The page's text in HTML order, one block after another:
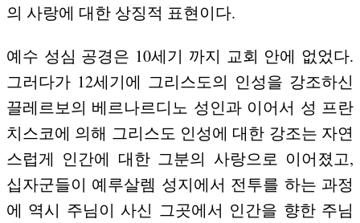
의 사랑에 대한 상징적 표현이다.
예수 성심 공경은 10세기 까지 교회 안에 없었다.
그러다가 12세기에 그리스도의 인성을 강조하신
끌레르보의 베르나르디노 성인과 이어서 성 프란
치스코에 의해 그리스도 인성에 대한 강조는 자연
스럽게 인간에 대한 그분의 사랑으로 이어졌고,
십자군들이 예루살렘 성지에서 전투를 하는 과정
에 역시 주님이 사신 그곳에서 인간을 향한 주님